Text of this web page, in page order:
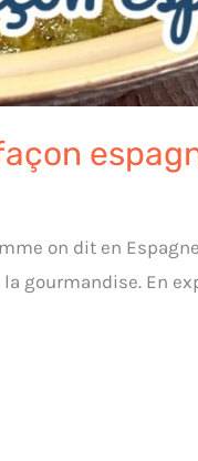
on dit en
gourmandise. En